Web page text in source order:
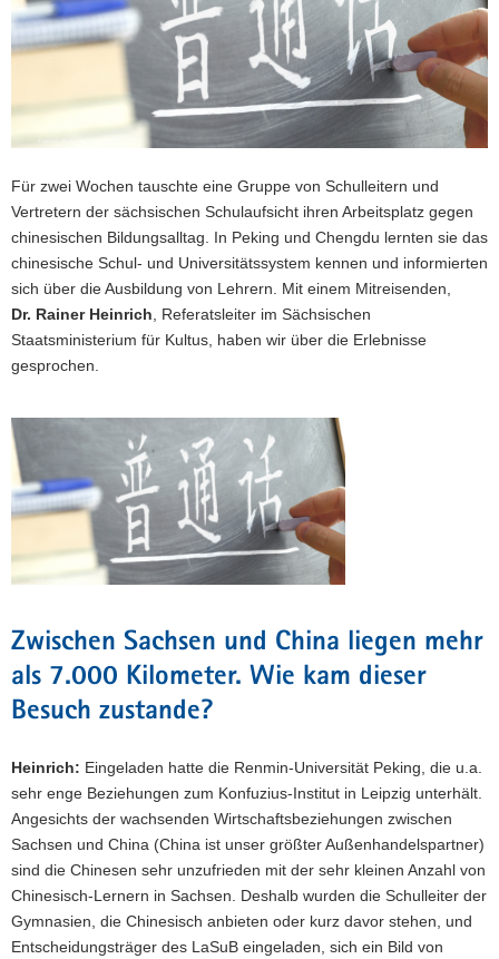
i
g
t
n
Für zwei Wochen tauschte eine Gruppe von Schulleitern und
Vertretern der sächsischen Schulaufsicht ihren Arbeitsplatz gegen
chinesischen Bildungsalltag. In Peking und Chengdu lernten sie das
chinesische Schul- und Universitätssystem kennen und informierten
sich über die Ausbildung von Lehrern. Mit einem Mitreisenden,
Dr. Rainer Heinrich , Referatsleiter im Sächsischen
Staatsministerium für Kultus, haben wir über die Erlebnisse
gesprochen.
Zwischen Sachsen und China liegen mehr
als 7.000 Kilometer. Wie kam dieser
Besuch zustande?
Heinrich: Eingeladen hatte die Renmin-Universität Peking, die u.a.
sehr enge Beziehungen zum Konfuzius-Institut in Leipzig unterhält.
Angesichts der wachsenden Wirtschaftsbeziehungen zwischen
Sachsen und China (China ist unser größter Außenhandelspartner)
sind die Chinesen sehr unzufrieden mit der sehr kleinen Anzahl von
Chinesisch-Lernern in Sachsen. Deshalb wurden die Schulleiter der
Gymnasien, die Chinesisch anbieten oder kurz davor stehen, und
Entscheidungsträger des LaSuB eingeladen, sich ein Bild von